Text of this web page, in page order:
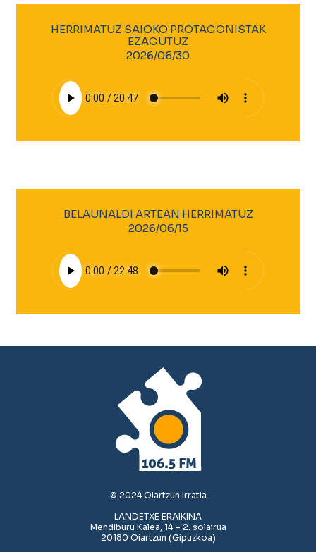
HERRIMATUZ SAIOKO PROTAGONISTAK
EZAGUTUZ
2026/06/30
BELAUNALDI ARTEAN HERRIMATUZ
2026/06/15
© 2024 Oiartzun Irratia
LANDETXE ERAIKINA
Mendiburu Kalea, 14 – 2. solairua
20180 Oiartzun (Gipuzkoa)